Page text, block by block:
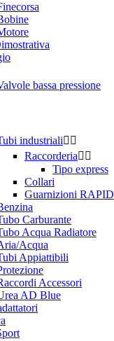
bassa pressione
industriali 
Raccorderia 
Tipo express
Collari
Guarnizioni RAPID
Carburante
Acqua Radiatore
Acqua
Appiattibili
Accessori
AD Blue